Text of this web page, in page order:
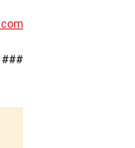
###